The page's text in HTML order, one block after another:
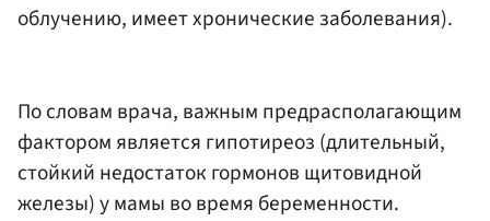
облучению, имеет хронические заболевания).
По словам врача, важным предрасполагающим
фактором является гипотиреоз (длительный,
стойкий недостаток гормонов щитовидной
железы) у мамы во время беременности.